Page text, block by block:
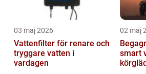
03 maj 2026
Vattenfilter för renare och
tryggare vatten i
vardagen
02 maj
smart